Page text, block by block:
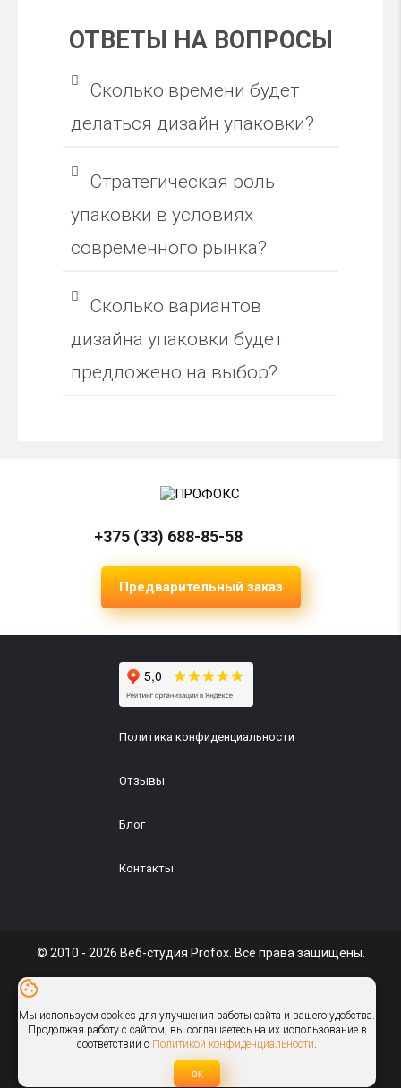
ОТВЕТЫ НА ВОПРОСЫ
Сколько времени будет
делаться дизайн упаковки?
Стратегическая роль
упаковки в условиях
современного рынка?
Сколько вариантов
дизайна упаковки будет
предложено на выбор?
+375 (33) 688-85-58
Предварительный заказ
Политика конфиденциальности
Отзывы
Блог
Контакты
© 2010 - 2026 Веб-студия Profox. Все права защищены.
info@profox.by
Присоединяйтесь:
Мы используем cookies для улучшения работы сайта и вашего удобства.
Продолжая работу с сайтом, вы соглашаетесь на их использование в
соответствии с Политикой конфиденциальности.
ок